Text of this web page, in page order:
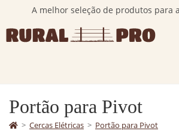
A melhor seleção de produtos para
Portão para Pivot
> Cercas Elétricas > Portão para Pivot